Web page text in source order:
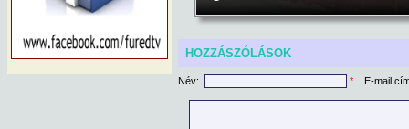
HOZZÁSZÓLÁSOK
Név: * E-mail